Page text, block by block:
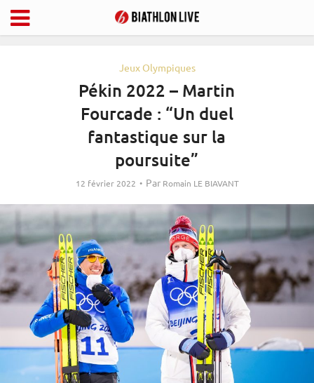
Jeux Olympiques
Pékin 2022 – Martin
Fourcade : “Un duel
fantastique sur la
poursuite”
12 février 2022 Par Romain LE BIAVANT